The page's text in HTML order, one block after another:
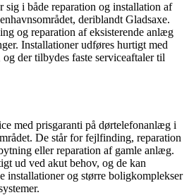
sig i både reparation og installation af
deriblandt Gladsaxe.
og reparation af eksisterende anlæg
Installationer udføres hurtigt med
der tilbydes faste serviceaftaler til
med prisgaranti på dørtelefonanlæg i
De står for fejlfinding, reparation
eller reparation af gamle anlæg.
ud ved akut behov, og de kan
installationer og større boligkomplekser